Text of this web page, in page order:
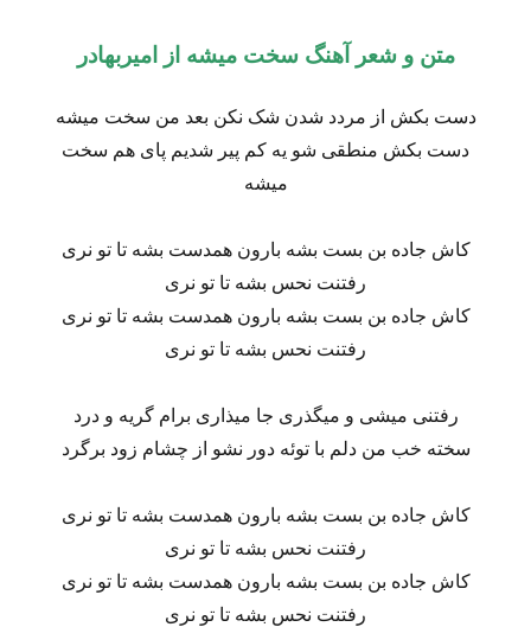
متن و شعر آهنگ سخت میشه از امیربهادر
دست بکش از مردد شدن شک نکن بعد من سخت میشه
دست بکش منطقی شو یه کم پیر شدیم پای هم سخت
میشه
کاش جاده بن بست بشه بارون همدست بشه تا تو نری
رفتنت نحس بشه تا تو نری
کاش جاده بن بست بشه بارون همدست بشه تا تو نری
رفتنت نحس بشه تا تو نری
رفتنی میشی و میگذری جا میذاری برام گریه و درد
سخته خب من دلم با توئه دور نشو از چشام زود برگرد
کاش جاده بن بست بشه بارون همدست بشه تا تو نری
رفتنت نحس بشه تا تو نری
کاش جاده بن بست بشه بارون همدست بشه تا تو نری
رفتنت نحس بشه تا تو نری